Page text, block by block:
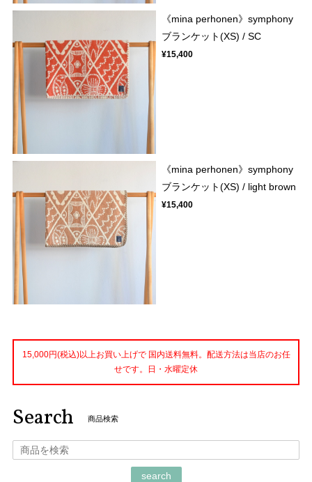
《mina perhonen》symphony
ブランケット(XS) / SC
¥15,400
《mina perhonen》symphony
ブランケット(XS) / light brown
¥15,400
15,000円(税込)以上お買い上げで 国内送料無料。配送方法は当店のお任
せです。日・水曜定休
Search 商品検索
search